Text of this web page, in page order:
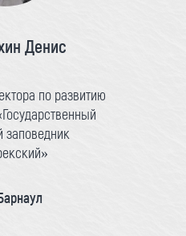
Денис
по развитию
заповедник